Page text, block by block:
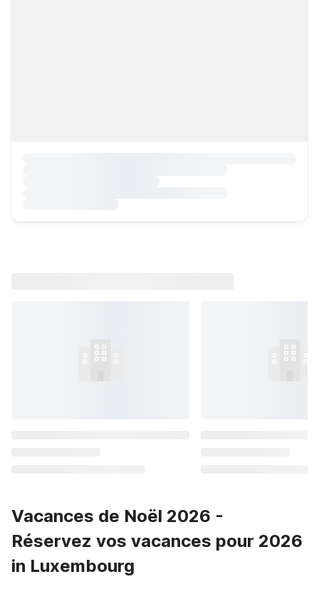
Vacances de Noël 2026 -
Réservez vos vacances pour 2026
in Luxembourg